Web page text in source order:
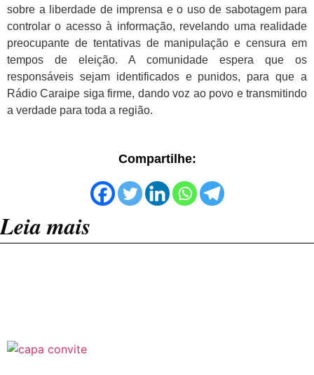
sobre a liberdade de imprensa e o uso de sabotagem para
controlar o acesso à informação, revelando uma realidade
preocupante de tentativas de manipulação e censura em
tempos de eleição. A comunidade espera que os
responsáveis sejam identificados e punidos, para que a
Rádio Caraipe siga firme, dando voz ao povo e transmitindo
a verdade para toda a região.
Compartilhe:
Leia mais